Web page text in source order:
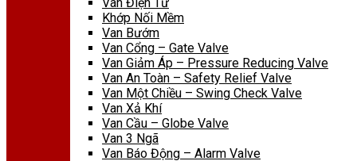
Khớp Nối Mềm
Van Bướm
Van Cổng – Gate Valve
Van Giảm Áp – Pressure Reducing Valve
Van An Toàn – Safety Relief Valve
Van Một Chiều – Swing Check Valve
Van Xả Khí
Van Cầu – Globe Valve
Van 3 Ngã
Van Báo Động – Alarm Valve